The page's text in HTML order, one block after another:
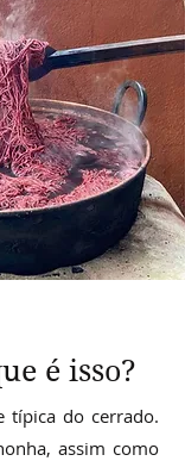
é isso?
típica do cerrado.
assim como